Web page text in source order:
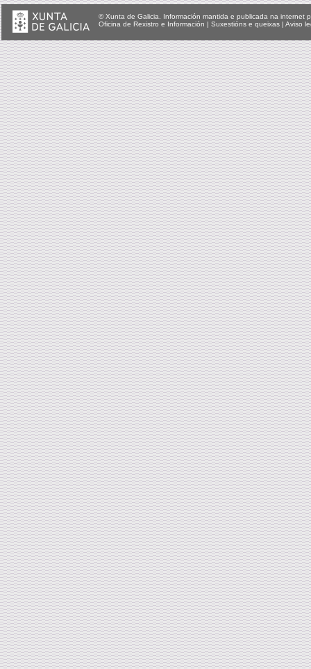
© Xunta de Galicia. Información mantida e publicada na internet
Oficina de Rexistro e Información | Suxestións e queixas | Aviso